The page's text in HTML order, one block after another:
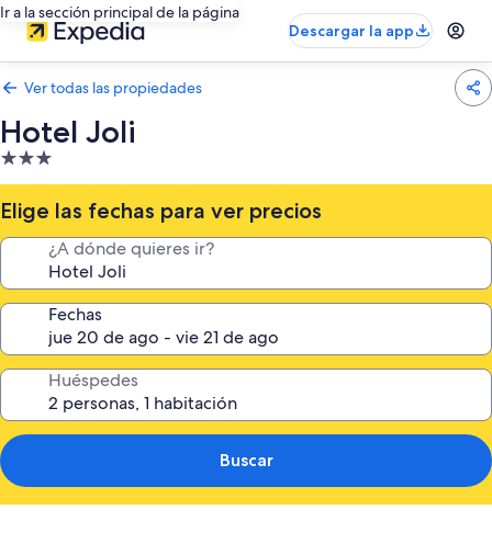
Ir a la sección principal de la página
Descargar la app
Ver todas las propiedades
Hotel Joli
Propiedad
de
3.0
estrellas
Elige las fechas para ver precios
¿A dónde quieres ir?
Fechas
Huéspedes
Buscar